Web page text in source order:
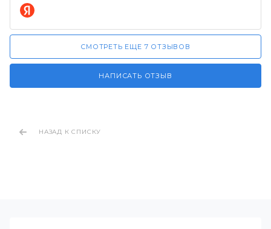
СМОТРЕТЬ ЕЩЕ 7 ОТЗЫВОВ
НАПИСАТЬ ОТЗЫВ
НАЗАД К СПИСКУ